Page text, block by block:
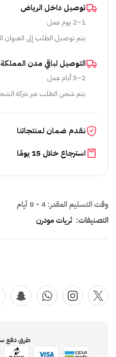
توصيل داخل الرياض
1–2 يوم عمل
يتم توصيل الطلب إلى العنوان
التوصيل لباقي مدن المملكة
2–5 أيام عمل
يتم شحن الطلب عبر شركة
نقدم ضمان لمنتجاتنا
استرجاع خلال 15 يومًا
وقت التسليم المقدر:4 - 8 أيام
التصنيفات: ثريات مودرن
طرق دفع